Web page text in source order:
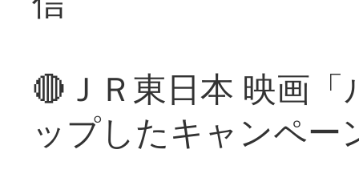
🔴ＪＲ東日本 映画
ップしたキャンペー